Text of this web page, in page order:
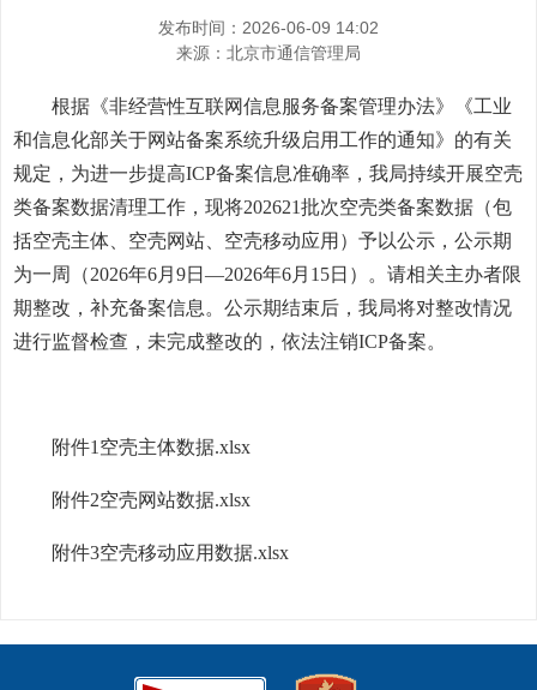
发布时间：2026-06-09 14:02
来源： 北京市通信管理局
根据《非经营性互联网信息服务备案管理办法》《工业
和信息化部关于网站备案系统升级启用工作的通知》的有关
规定，为进一步提高ICP备案信息准确率，我局持续开展空壳
类备案数据清理工作，现将202621批次空壳类备案数据（包
括空壳主体、空壳网站、空壳移动应用）予以公示，公示期
为一周（2026年6月9日—2026年6月15日）。请相关主办者限
期整改，补充备案信息。公示期结束后，我局将对整改情况
进行监督检查，未完成整改的，依法注销ICP备案。
附件1空壳主体数据.xlsx
附件2空壳网站数据.xlsx
附件3空壳移动应用数据.xlsx